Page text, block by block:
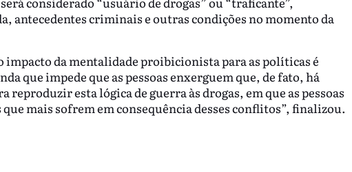
antecedentes criminais e outras condições no momento da
da mentalidade proibicionista para as políticas é
que impede que as pessoas enxerguem que, de fato, há
reproduzir esta lógica de guerra às drogas, em que as pessoas
mais sofrem em consequência desses conflitos”, finalizou.